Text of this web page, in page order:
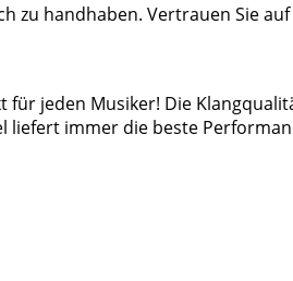
handhaben. Vertrauen Sie
jeden Musiker! Die
liefert immer die beste